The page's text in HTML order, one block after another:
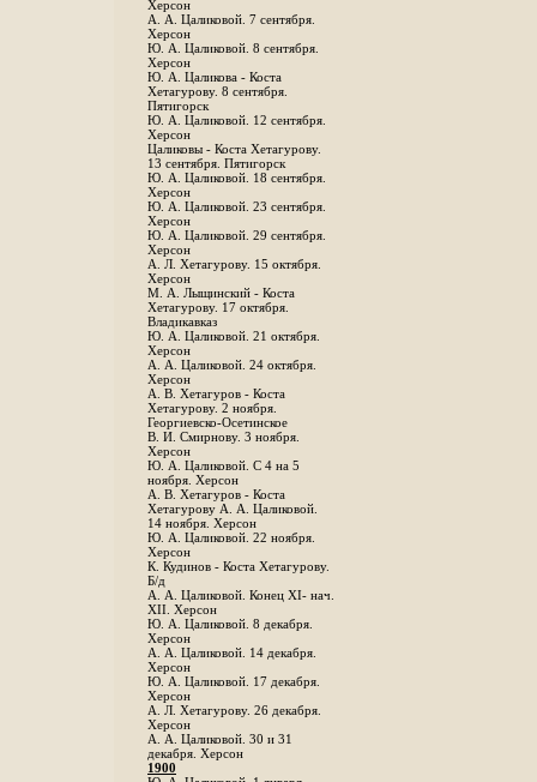
Херсон
А. А. Цаликовой. 7 сентября.
Херсон
Ю. А. Цаликовой. 8 сентября.
Херсон
Ю. А. Цаликова - Коста
Хетагурову. 8 сентября.
Пятигорск
Ю. А. Цаликовой. 12 сентября.
Херсон
Цаликовы - Коста Хетагурову.
13 сентября. Пятигорск
Ю. А. Цаликовой. 18 сентября.
Херсон
Ю. А. Цаликовой. 23 сентября.
Херсон
Ю. А. Цаликовой. 29 сентября.
Херсон
А. Л. Хетагурову. 15 октября.
Херсон
М. А. Лыщинский - Коста
Хетагурову. 17 октября.
Владикавказ
Ю. А. Цаликовой. 21 октября.
Херсон
А. А. Цаликовой. 24 октября.
Херсон
A. В. Хетагуров - Коста
Хетагурову. 2 ноября.
Георгиевско-Осетинское
B. И. Смирнову. 3 ноября.
Херсон
Ю. А. Цаликовой. С 4 на 5
ноября. Херсон
А. В. Хетагуров - Коста
Хетагурову А. А. Цаликовой.
14 ноября. Херсон
Ю. А. Цаликовой. 22 ноября.
Херсон
К. Кудинов - Коста Хетагурову.
Б/д
А. А. Цаликовой. Конец XI- нач.
XII. Херсон
Ю. А. Цаликовой. 8 декабря.
Херсон
А. А. Цаликовой. 14 декабря.
Херсон
Ю. А. Цаликовой. 17 декабря.
Херсон
А. Л. Хетагурову. 26 декабря.
Херсон
А. А. Цаликовой. 30 и 31
декабря. Херсон
1900